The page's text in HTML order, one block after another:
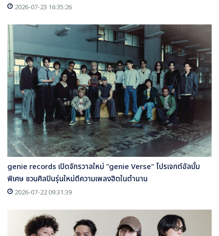
2026-07-23 16:35:26
genie records เปิดจักรวาลใหม่ "genie Verse" โปรเจกต์อัลบั้ม
พิเศษ ชวนศิลปินรุ่นใหม่ตีความเพลงฮิตในตำนาน
2026-07-22 09:31:39